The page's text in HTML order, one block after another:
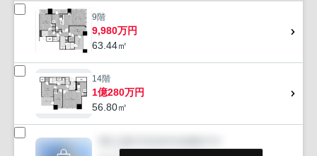
9階
9,980万円
63.44㎡
14階
1億280万円
56.80㎡